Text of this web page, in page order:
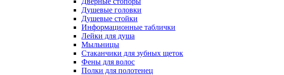
Душевые головки
Душевые стойки
Информационные таблички
Лейки для душа
Мыльницы
Стаканчики для зубных щеток
Фены для волос
Полки для полотенец